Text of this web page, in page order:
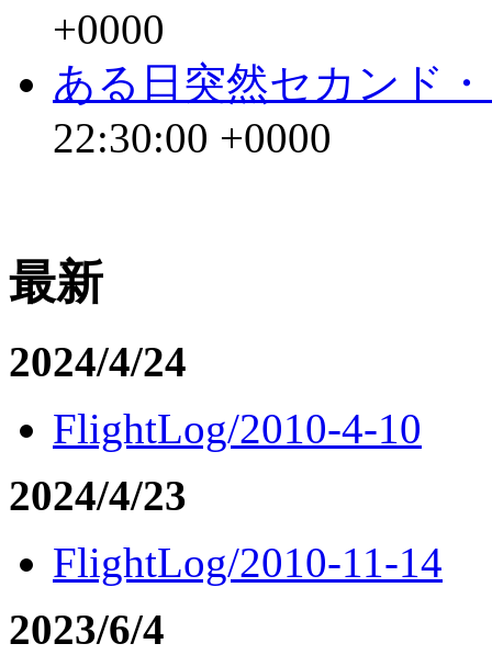
+0000
ある日突然セカンド
22:30:00 +0000
最新
2024/4/24
FlightLog/2010-4-10
2024/4/23
FlightLog/2010-11-14
2023/6/4